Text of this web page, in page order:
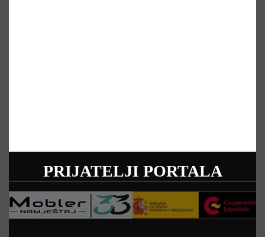
PRIJATELJI PORTALA